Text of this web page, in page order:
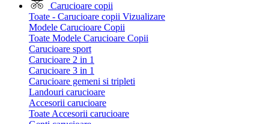
Carucioare copii
Toate - Carucioare copii Vizualizare
Modele Carucioare Copii
Toate Modele Carucioare Copii
Carucioare sport
Carucioare 2 in 1
Carucioare 3 in 1
Carucioare gemeni si tripleti
Landouri carucioare
Accesorii carucioare
Toate Accesorii carucioare